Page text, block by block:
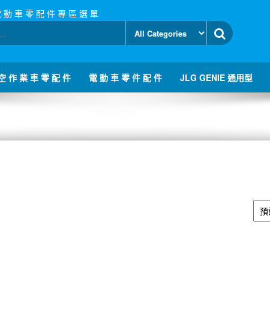
動 車 零 配 件 專 區 選 單
作 業 車 零 配 件 電 動 車 零 件 配 件 JLG GENIE 通用型